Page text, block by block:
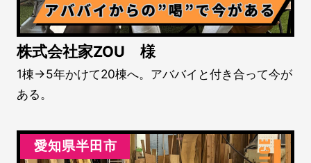
株式会社家ZOU 様
1棟→5年かけて20棟へ。アババイと付き合って今が
ある。
愛知県半田市